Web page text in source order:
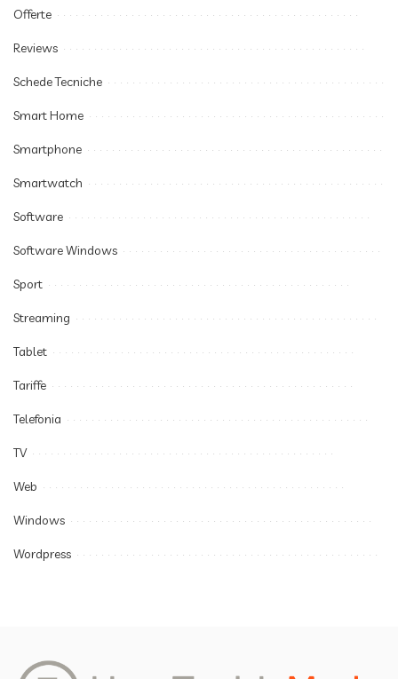
Offerte
Reviews
Schede Tecniche
Smart Home
Smartphone
Smartwatch
Software
Software Windows
Sport
Streaming
Tablet
Tariffe
Telefonia
TV
Web
Windows
Wordpress